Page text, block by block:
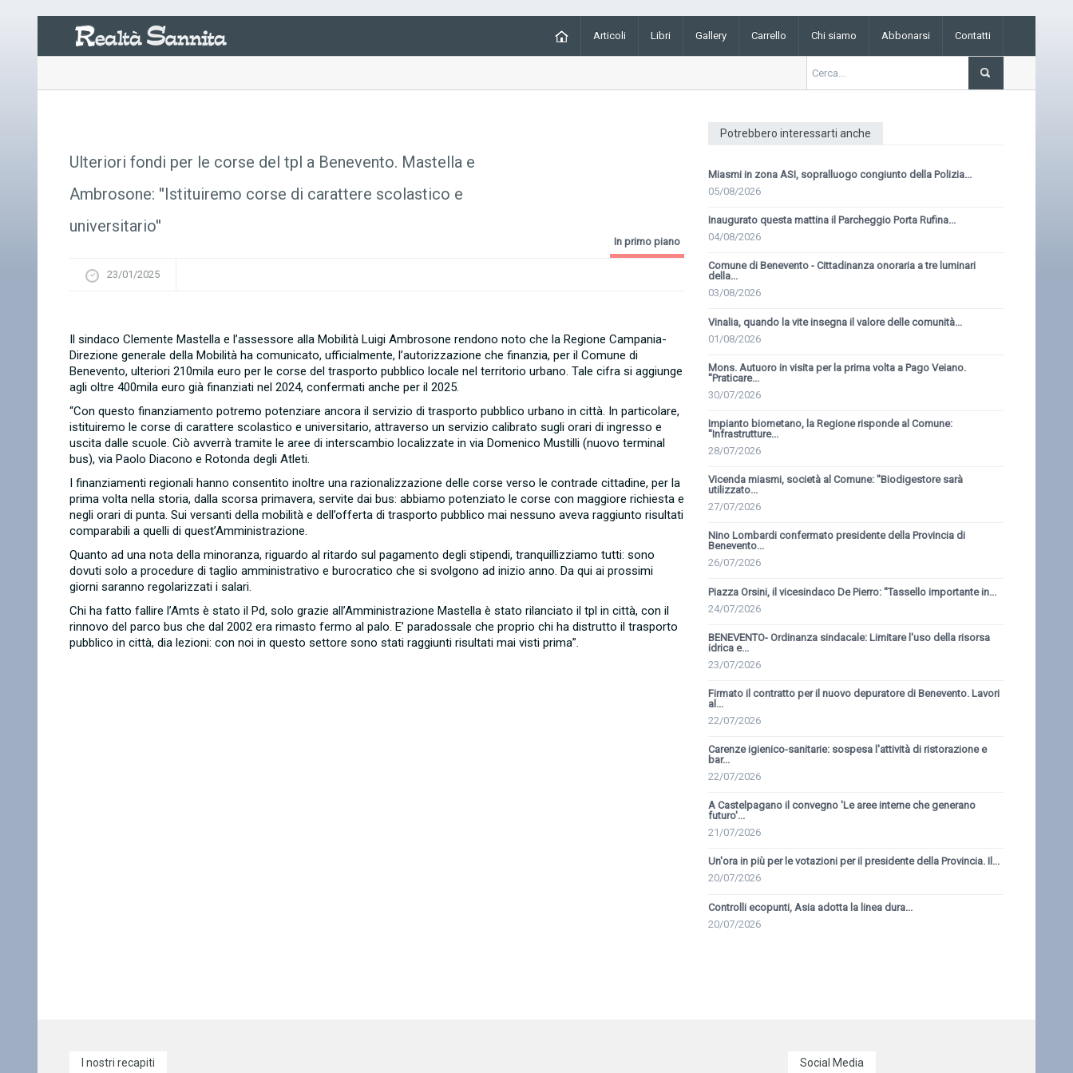
Articoli Libri Gallery Carrello Chi siamo Abbonarsi Contatti
Ulteriori fondi per le corse del tpl a Benevento. Mastella e
Ambrosone: ''Istituiremo corse di carattere scolastico e
universitario''
In primo piano
23/01/2025
Il sindaco Clemente Mastella e l’assessore alla Mobilità Luigi Ambrosone rendono noto che la Regione Campania-
Direzione generale della Mobilità ha comunicato, ufficialmente, l’autorizzazione che finanzia, per il Comune di
Benevento, ulteriori 210mila euro per le corse del trasporto pubblico locale nel territorio urbano. Tale cifra si aggiunge
agli oltre 400mila euro già finanziati nel 2024, confermati anche per il 2025.
“Con questo finanziamento potremo potenziare ancora il servizio di trasporto pubblico urbano in città. In particolare,
istituiremo le corse di carattere scolastico e universitario, attraverso un servizio calibrato sugli orari di ingresso e
uscita dalle scuole. Ciò avverrà tramite le aree di interscambio localizzate in via Domenico Mustilli (nuovo terminal
bus), via Paolo Diacono e Rotonda degli Atleti.
I finanziamenti regionali hanno consentito inoltre una razionalizzazione delle corse verso le contrade cittadine, per la
prima volta nella storia, dalla scorsa primavera, servite dai bus: abbiamo potenziato le corse con maggiore richiesta e
negli orari di punta. Sui versanti della mobilità e dell’offerta di trasporto pubblico mai nessuno aveva raggiunto risultati
comparabili a quelli di quest’Amministrazione.
Quanto ad una nota della minoranza, riguardo al ritardo sul pagamento degli stipendi, tranquillizziamo tutti: sono
dovuti solo a procedure di taglio amministrativo e burocratico che si svolgono ad inizio anno. Da qui ai prossimi
giorni saranno regolarizzati i salari.
Chi ha fatto fallire l’Amts è stato il Pd, solo grazie all’Amministrazione Mastella è stato rilanciato il tpl in città, con il
rinnovo del parco bus che dal 2002 era rimasto fermo al palo. E’ paradossale che proprio chi ha distrutto il trasporto
pubblico in città, dia lezioni: con noi in questo settore sono stati raggiunti risultati mai visti prima”.
Potrebbero interessarti anche
Miasmi in zona ASI, sopralluogo congiunto della Polizia...
05/08/2026
Inaugurato questa mattina il Parcheggio Porta Rufina...
04/08/2026
Comune di Benevento - Cittadinanza onoraria a tre luminari
della...
03/08/2026
Vinalia, quando la vite insegna il valore delle comunità...
01/08/2026
Mons. Autuoro in visita per la prima volta a Pago Veiano.
''Praticare...
30/07/2026
Impianto biometano, la Regione risponde al Comune:
''Infrastrutture...
28/07/2026
Vicenda miasmi, società al Comune: ''Biodigestore sarà
utilizzato...
27/07/2026
Nino Lombardi confermato presidente della Provincia di
Benevento...
26/07/2026
Piazza Orsini, il vicesindaco De Pierro: ''Tassello importante in...
24/07/2026
BENEVENTO- Ordinanza sindacale: Limitare l'uso della risorsa
idrica e...
23/07/2026
Firmato il contratto per il nuovo depuratore di Benevento. Lavori
al...
22/07/2026
Carenze igienico-sanitarie: sospesa l'attività di ristorazione e
bar...
22/07/2026
A Castelpagano il convegno 'Le aree interne che generano
futuro'...
21/07/2026
Un'ora in più per le votazioni per il presidente della Provincia. Il...
20/07/2026
Controlli ecopunti, Asia adotta la linea dura...
20/07/2026
I nostri recapiti Social Media